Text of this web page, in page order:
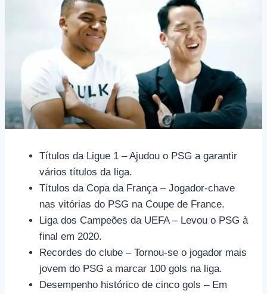
Títulos da Ligue 1 – Ajudou o PSG a garantir
vários títulos da liga.
Títulos da Copa da França – Jogador-chave
nas vitórias do PSG na Coupe de France.
Liga dos Campeões da UEFA – Levou o PSG à
final em 2020.
Recordes do clube – Tornou-se o jogador mais
jovem do PSG a marcar 100 gols na liga.
Desempenho histórico de cinco gols – Em